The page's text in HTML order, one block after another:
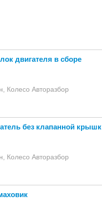
двигателя в сборе
Колесо Авторазбор
без клапанной крышк
Колесо Авторазбор